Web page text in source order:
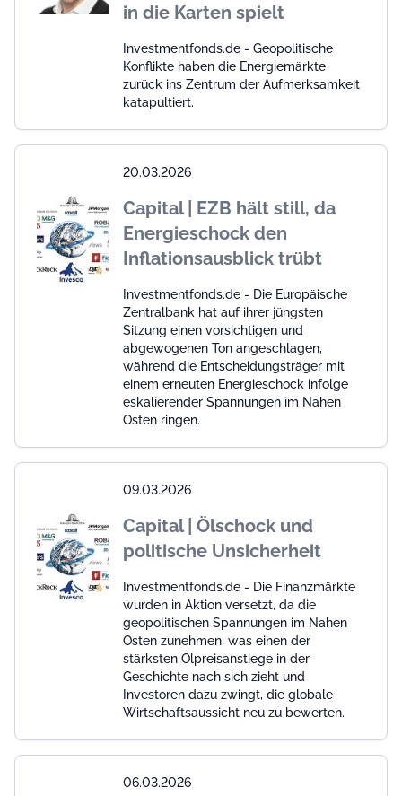
in die Karten spielt
Investmentfonds.de - Geopolitische
Konflikte haben die Energiemärkte
zurück ins Zentrum der Aufmerksamkeit
katapultiert.
20.03.2026
Capital | EZB hält still, da
Energieschock den
Inflationsausblick trübt
Investmentfonds.de - Die Europäische
Zentralbank hat auf ihrer jüngsten
Sitzung einen vorsichtigen und
abgewogenen Ton angeschlagen,
während die Entscheidungsträger mit
einem erneuten Energieschock infolge
eskalierender Spannungen im Nahen
Osten ringen.
09.03.2026
Capital | Ölschock und
politische Unsicherheit
Investmentfonds.de - Die Finanzmärkte
wurden in Aktion versetzt, da die
geopolitischen Spannungen im Nahen
Osten zunehmen, was einen der
stärksten Ölpreisanstiege in der
Geschichte nach sich zieht und
Investoren dazu zwingt, die globale
Wirtschaftsaussicht neu zu bewerten.
06.03.2026